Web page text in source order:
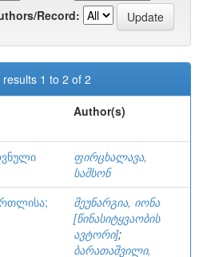
Record:
1 to 2 of 2
Author(s)
ფირცხალავა,
სამსონ
მეუნარგია, იონა
[წინასიტყვაობის
ავტორი];
ბარათაშვილი,